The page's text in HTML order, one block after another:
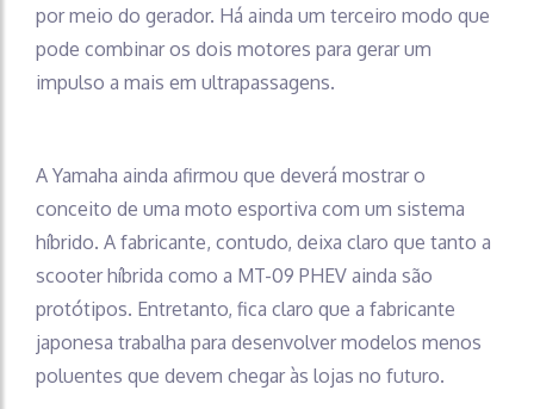
por meio do gerador. Há ainda um terceiro modo que
pode combinar os dois motores para gerar um
impulso a mais em ultrapassagens.
A Yamaha ainda afirmou que deverá mostrar o
conceito de uma moto esportiva com um sistema
híbrido. A fabricante, contudo, deixa claro que tanto a
scooter híbrida como a MT-09 PHEV ainda são
protótipos. Entretanto, fica claro que a fabricante
japonesa trabalha para desenvolver modelos menos
poluentes que devem chegar às lojas no futuro.